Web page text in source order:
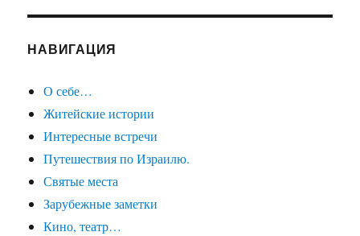
НАВИГАЦИЯ
О себе…
Житейские истории
Интересные встречи
Путешествия по Израилю.
Святые места
Зарубежные заметки
Кино, театр…